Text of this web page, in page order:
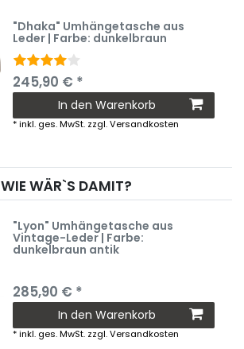
"Dhaka" Umhängetasche aus
Leder | Farbe: dunkelbraun
245,90 € *
In den Warenkorb
*inkl. ges. MwSt. zzgl.Versandkosten
WIE WÄR`S DAMIT?
"Lyon" Umhängetasche aus
Vintage-Leder | Farbe:
dunkelbraun antik
285,90 € *
In den Warenkorb
*inkl. ges. MwSt. zzgl.Versandkosten